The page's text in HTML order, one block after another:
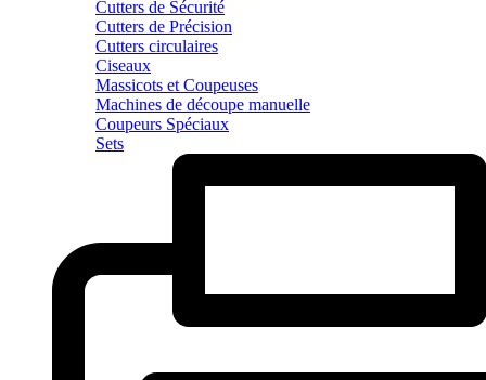
Cutters de Sécurité
Cutters de Précision
Cutters circulaires
Ciseaux
Massicots et Coupeuses
Machines de découpe manuelle
Coupeurs Spéciaux
Sets